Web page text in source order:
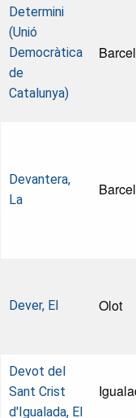
Determini
(Unió
Democràtica
de
Catalunya)
Devantera,
La
Dever, El Olot
Devot del
Sant Crist
d'Igualada, El